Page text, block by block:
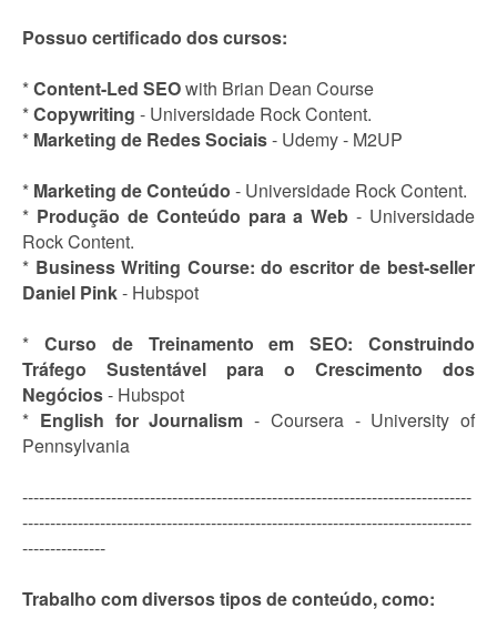
Possuo certificado dos cursos:
*Content-Led SEOwith Brian Dean Course
*Copywriting - Universidade Rock Content.
* Marketing de Redes Sociais- Udemy - M2UP
* Marketing de Conteúdo - Universidade Rock Content.
* Produção de Conteúdo para a Web - Universidade
Rock Content.
* Business Writing Course: do escritor de best-seller
Daniel Pink- Hubspot
* Curso de Treinamento em SEO: Construindo
Tráfego Sustentável para o Crescimento dos
Negócios- Hubspot
* English for Journalism - Coursera - University of
Pennsylvania
---------------------------------------------------------------------------------
---------------------------------------------------------------------------------
---------------
Trabalho com diversos tipos de conteúdo, como: